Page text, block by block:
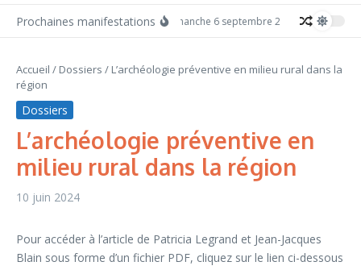
Prochaines manifestations Dimanche 6 septembre 2026:
Accueil / Dossiers / L’archéologie préventive en milieu rural dans la
région
Dossiers
L’archéologie préventive en
milieu rural dans la région
10 juin 2024
Pour accéder à l’article de Patricia Legrand et Jean-Jacques
Blain sous forme d’un fichier PDF, cliquez sur le lien ci-dessous